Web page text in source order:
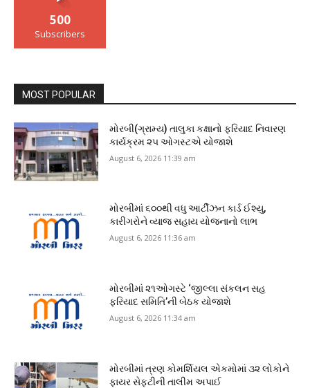
500
Subscribers
MOST POPULAR
મોરબી(ગ્રામ્ય) તાલુકા કક્ષાનો ફરિયાદ નિવારણ
કાર્યક્રમ ૨૫ ઓગસ્ટએ યોજાશે
August 6, 2026 11:39 am
મોરબીમાં ૬૦૦થી વધુ આર્ટીઝન કાર્ડ ઈશ્યુ,
કારીગરોને વ્યાજ સહાય યોજનાનો લાભ
August 6, 2026 11:36 am
મોરબીમાં ૨૧ઓગસ્ટે ‘જીલ્લા સંકલન સહ
ફરિયાદ સમિતિ’ની બેઠક યોજાશે
August 6, 2026 11:34 am
મોરબીમાં ત્રણ કોમર્શિયલ એકમોમાં ૩૨ લોકોને
ફાયર સેફ્ટીની તાલીમ અપાઈ